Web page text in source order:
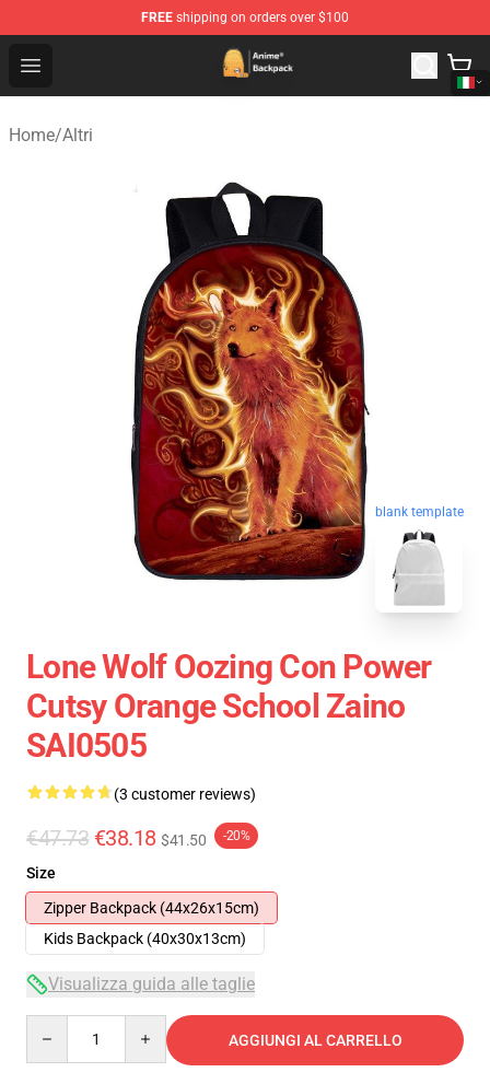
FREE shipping on orders over $100
Open menu
Anime Backpack Shop - Official Anime Backpack Store
Home/Altri
blank template
Lone Wolf Oozing Con Power
Cutsy Orange School Zaino
SAI0505
(3 customer reviews)
€47.73 €38.18 $41.50 -20%
Size
Zipper Backpack (44x26x15cm)
Kids Backpack (40x30x13cm)
Visualizza guida alle taglie
AGGIUNGI AL CARRELLO